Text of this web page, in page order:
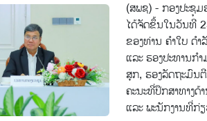
(ສພຊ) - ກອງປະຊຸມ
ໄດ້ຈັດຂຶ້ນໃນວັນທີ
ຂອງທ່ານ ຄໍາໃບ ດຳ
ແລະ ຮອງປະທານກ
ສຸກ, ຮອງລັດຖະມົນ
ຄະນະທີ່ປຶກສາທາງດ້
ແລະ ພະນັກງານທີ່ກ່